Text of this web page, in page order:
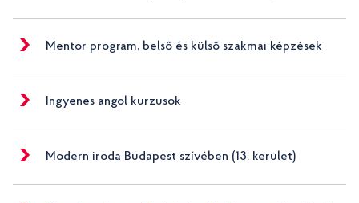
Mentor program, belső és külső szakmai képzések
Ingyenes angol kurzusok
Modern iroda Budapest szívében (13. kerület)